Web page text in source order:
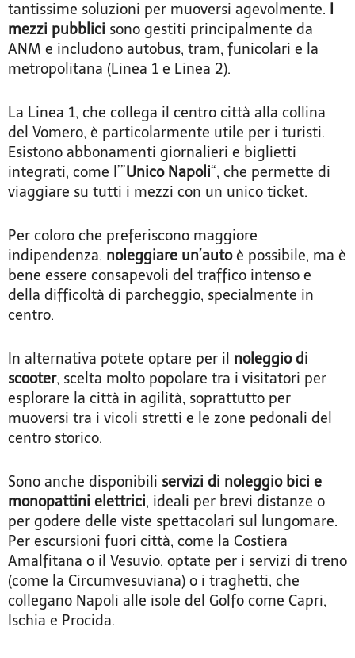
tantissime soluzioni per muoversi agevolmente.
mezzi pubblici sono gestiti principalmente da
ANM e includono autobus, tram, funicolari e la
metropolitana (Linea 1 e Linea 2).
La Linea 1, che collega il centro città alla collina
del Vomero, è particolarmente utile per i turisti.
Esistono abbonamenti giornalieri e biglietti
integrati, come l’”Unico Napoli“, che permette di
viaggiare su tutti i mezzi con un unico ticket.
Per coloro che preferiscono maggiore
indipendenza, noleggiare un’autoè possibile, ma è
bene essere consapevoli del traffico intenso e
della difficoltà di parcheggio, specialmente in
centro.
In alternativa potete optare per il noleggio di
scooter, scelta molto popolare tra i visitatori per
esplorare la città in agilità, soprattutto per
muoversi tra i vicoli stretti e le zone pedonali del
centro storico.
Sono anche disponibili servizi di noleggio bici e
monopattini elettrici, ideali per brevi distanze o
per godere delle viste spettacolari sul lungomare.
Per escursioni fuori città, come la Costiera
Amalfitana o il Vesuvio, optate per i servizi di treno
(come la Circumvesuviana) o i traghetti, che
collegano Napoli alle isole del Golfo come Capri,
Ischia e Procida.